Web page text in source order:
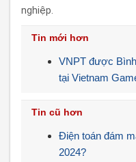
nghiệp.
Tin mới hơn
VNPT được
tại Vietnam
Tin cũ hơn
Điện toán đám
2024?